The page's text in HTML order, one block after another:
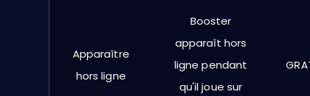
Apparaître
hors ligne
Booster
apparaît hors
ligne pendant
qu'il joue sur